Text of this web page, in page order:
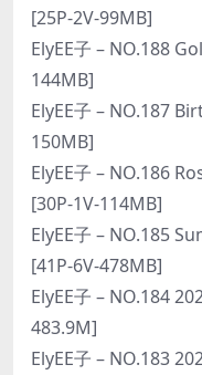
[25P-2V-99MB]
ElyEE子 – NO.188
144MB]
ElyEE子 – NO.187
150MB]
ElyEE子 – NO.186
[30P-1V-114MB]
ElyEE子 – NO.185
[41P-6V-478MB]
ElyEE子 – NO.184
483.9M]
ElyEE子 – NO.183